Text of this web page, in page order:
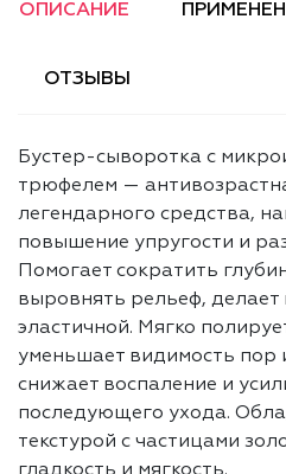
ОПИСАНИЕ
ОТЗЫВЫ
Бустер-сыворотка с
трюфелем —
легендарного средства,
повышение упругости и
Помогает сократить
выровнять рельеф, делает
эластичной. Мягко
уменьшает видимость пор
снижает воспаление и
последующего ухода.
текстурой с частицами